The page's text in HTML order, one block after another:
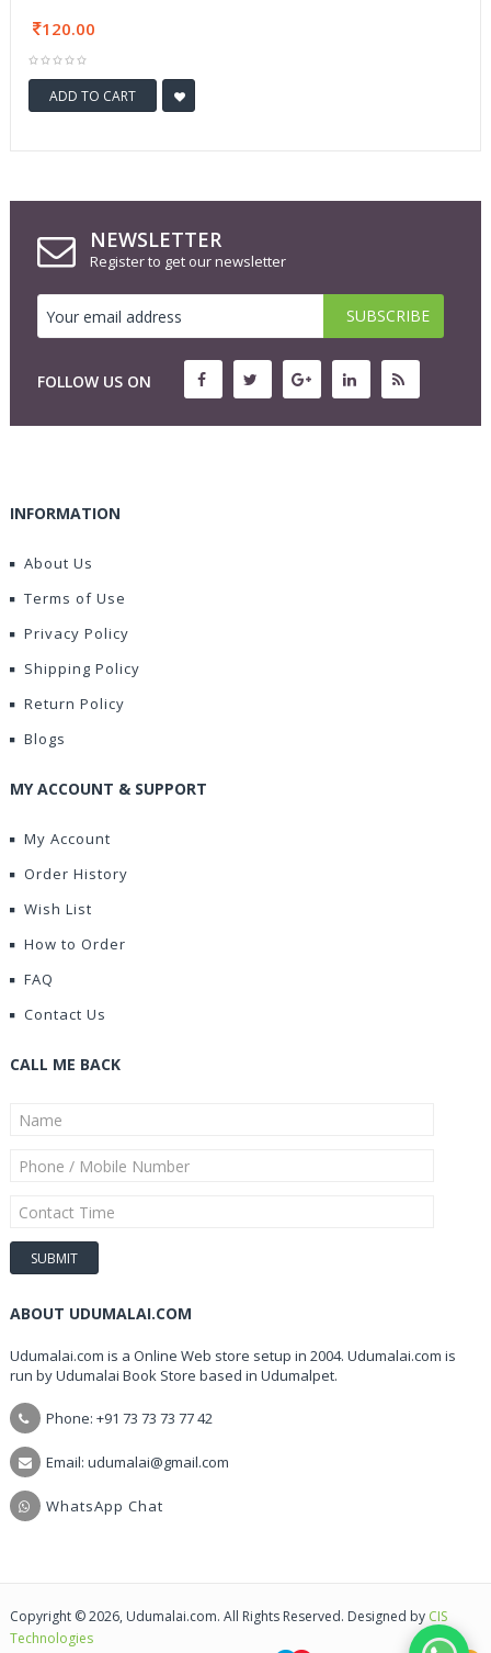
120.00
ADD TO CART
NEWSLETTER
Register to get our newsletter
FOLLOW US ON
INFORMATION
About Us
Terms of Use
Privacy Policy
Shipping Policy
Return Policy
Blogs
MY ACCOUNT & SUPPORT
My Account
Order History
Wish List
How to Order
FAQ
Contact Us
CALL ME BACK
ABOUT UDUMALAI.COM
Udumalai.com is a Online Web store setup in 2004. Udumalai.com is
run by Udumalai Book Store based in Udumalpet.
Phone: +91 73 73 73 77 42
Email: udumalai@gmail.com
WhatsApp Chat
Copyright © 2026, Udumalai.com. All Rights Reserved. Designed by CIS
Technologies